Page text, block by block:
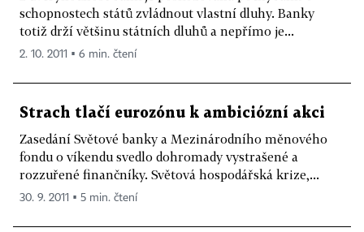
schopnostech států zvládnout vlastní dluhy. Banky
totiž drží většinu státních dluhů a nepřímo je...
2. 10. 2011 ▪ 6 min. čtení
Strach tlačí eurozónu k ambiciózní akci
Zasedání Světové banky a Mezinárodního měnového
fondu o víkendu svedlo dohromady vystrašené a
rozzuřené finančníky. Světová hospodářská krize,...
30. 9. 2011 ▪ 5 min. čtení